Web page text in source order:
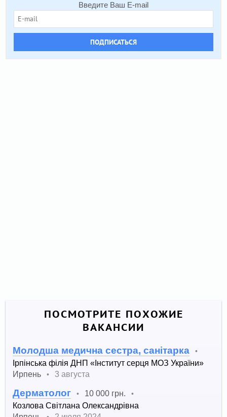
Введите Ваш E-mail
ПОДПИСАТЬСЯ
ПОСМОТРИТЕ ПОХОЖИЕ
ВАКАНСИИ
Молодша медична сестра, санітарка •
Ірпінська філія ДНП «Інститут серця МОЗ України»
Ирпень
• 3 августа
Дерматолог • 10 000 грн. •
Козлова Світлана Олександрівна